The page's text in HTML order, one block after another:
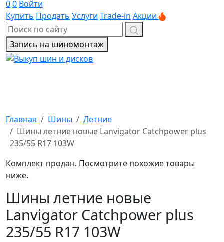
00 Войти
Купить Продать Услуги Trade-in Акции
Запись на шиномонтаж
Главная Шины
Летние
Шины летние новые Lanvigator Catchpower plus
235/55 R17 103W
Комплект продан. Посмотрите похожие товары
ниже.
Шины летние новые
Lanvigator Catchpower plus
235/55 R17 103W